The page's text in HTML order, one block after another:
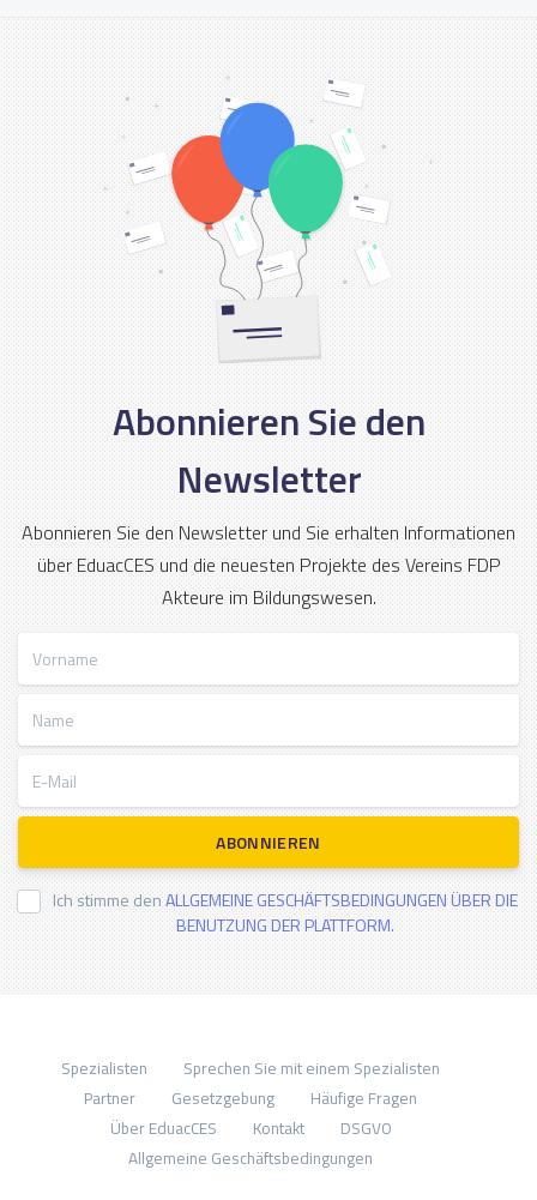
Abonnieren Sie den
Newsletter
Abonnieren Sie den Newsletter und Sie erhalten Informationen
über EduacCES und die neuesten Projekte des Vereins FDP
Akteure im Bildungswesen.
ABONNIEREN
Ich stimme denALLGEMEINE GESCHÄFTSBEDINGUNGEN ÜBER DIE
BENUTZUNG DER PLATTFORM.
Spezialisten
Sprechen Sie mit einem Spezialisten
Partner
Gesetzgebung
Häufige Fragen
Über EduacCES
Kontakt
DSGVO
Allgemeine Geschäftsbedingungen